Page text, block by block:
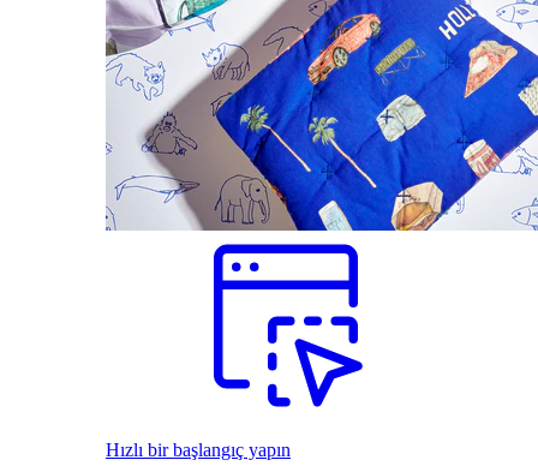
Hızlı bir başlangıç yapın